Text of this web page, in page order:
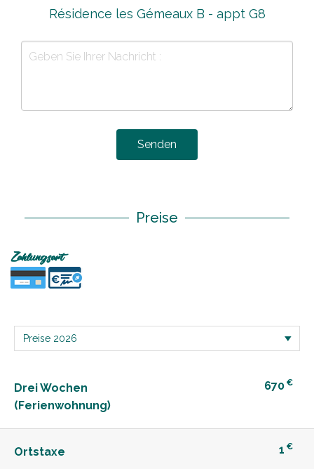
Résidence les Gémeaux B - appt G8
Senden
Preise
Zahlungsart
Drei Wochen
(Ferienwohnung)
670 €
Ortstaxe 1 €